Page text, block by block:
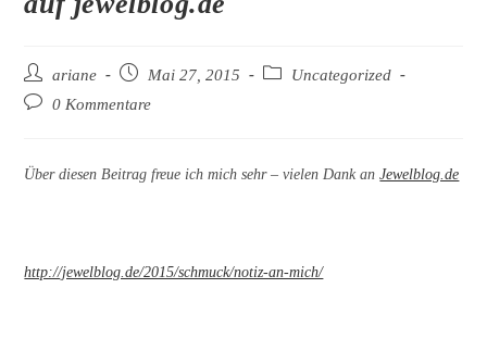
Beitrags-
Autor:
ariane
Beitrag
veröffentlicht:
Mai 27, 2015
Beitrags-Uncategorized
Beitrags-0 Kommentare
Über diesen Beitrag freue ich mich sehr – vielen Dank anJewelblog.de
http://jewelblog.de/2015/schmuck/notiz-an-mich/